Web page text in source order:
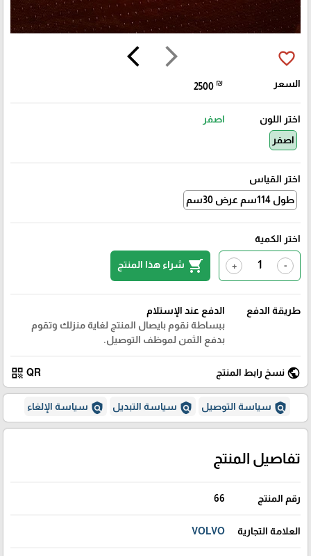
arrow_forward_ios
arrow_back_ios favorite_border
السعر 2500 ₪
اختر اللون
اصفر
اصفر
اختر القياس
طول 114سم عرض 30سم
اختر الكمية
-
+
shopping_cart شراء هذا المنتج
طريقة الدفع
الدفع عند الإستلام
ببساطة نقوم بايصال المنتج لغاية منزلك وتقوم
بدفع الثمن لموظف التوصيل.
public نسخ رابط المنتج QR
qr_code
policy سياسة التوصيل policy سياسة التبديل policy سياسة الإلغاء
تفاصيل المنتج
رقم المنتج 66
العلامة التجارية VOLVO